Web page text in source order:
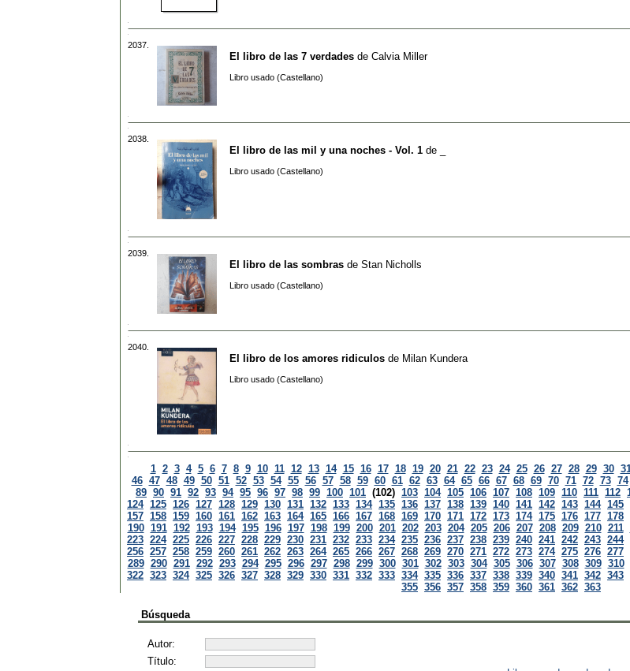
2037.
El libro de las 7 verdades de Calvia Miller
Libro usado (Castellano)
2038.
El libro de las mil y una noches - Vol. 1 de
Libro usado (Castellano)
2039.
El libro de las sombras de Stan Nicholls
Libro usado (Castellano)
2040.
El libro de los amores ridiculos de Milan Kundera
Libro usado (Castellano)
1 2 3 4 5 6 7 8 9 10 11 12 13 14 15 16 17 18 19 20 21 22 23 24 25 26 27 28 29 30
46 47 48 49 50 51 52 53 54 55 56 57 58 59 60 61 62 63 64 65 66 67 68 69 70 71 72 73 74
89 90 91 92 93 94 95 96 97 98 99 100 101 (102) 103 104 105 106 107 108 109 110 111 112
124 125 126 127 128 129 130 131 132 133 134 135 136 137 138 139 140 141 142 143 144 145
157 158 159 160 161 162 163 164 165 166 167 168 169 170 171 172 173 174 175 176 177 178
190 191 192 193 194 195 196 197 198 199 200 201 202 203 204 205 206 207 208 209 210 211
223 224 225 226 227 228 229 230 231 232 233 234 235 236 237 238 239 240 241 242 243 244
256 257 258 259 260 261 262 263 264 265 266 267 268 269 270 271 272 273 274 275 276 277
289 290 291 292 293 294 295 296 297 298 299 300 301 302 303 304 305 306 307 308 309 310
322 323 324 325 326 327 328 329 330 331 332 333 334 335 336 337 338 339 340 341 342 343
355 356 357 358 359 360 361 362 363
Búsqueda
Autor:
Título: